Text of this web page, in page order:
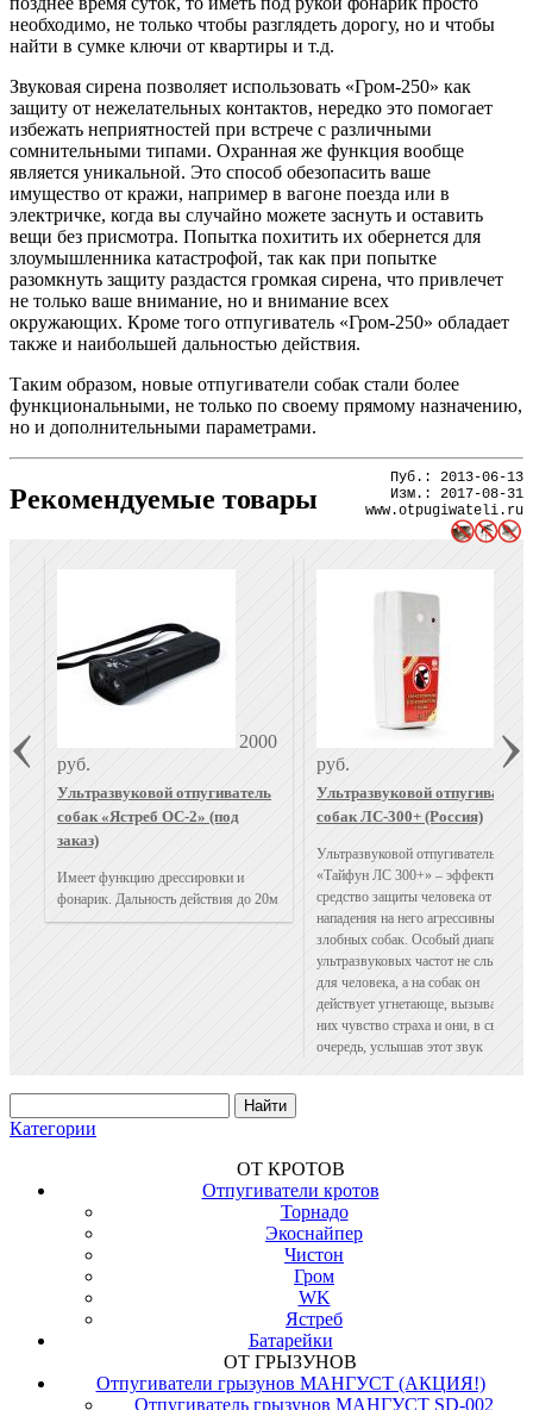
необходимо, не только чтобы разглядеть дорогу, но и чтобы
найти в сумке ключи от квартиры и т.д.
Звуковая сирена позволяет использовать «Гром-250» как
защиту от нежелательных контактов, нередко это помогает
избежать неприятностей при встрече с различными
сомнительными типами. Охранная же функция вообще
является уникальной. Это способ обезопасить ваше
имущество от кражи, например в вагоне поезда или в
электричке, когда вы случайно можете заснуть и оставить
вещи без присмотра. Попытка похитить их обернется для
злоумышленника катастрофой, так как при попытке
разомкнуть защиту раздастся громкая сирена, что привлечет
не только ваше внимание, но и внимание всех
окружающих. Кроме того отпугиватель «Гром-250» обладает
также и наибольшей дальностью действия.
Таким образом, новые отпугиватели собак стали более
функциональными, не только по своему прямому назначению,
но и дополнительными параметрами.
Пуб.: 2013-06-13
Изм.: 2017-08-31
www.otpugiwateli.ru
Рекомендуемые товары
2000
руб.
Ультразвуковой отпугиватель
собак «Ястреб ОС-2» (под
заказ)
Имеет функцию дрессировки и
фонарик. Дальность действия до 20м
руб.
Ультразвуковой отпугиватель
собак ЛС-300+ (Россия)
Ультразвуковой отпугиватель собак
«Тайфун ЛС 300+» – эффективное
средство защиты человека от
нападения на него агрессивных,
злобных собак. Особый диапазон
ультразвуковых частот не слышен
для человека, а на собак он
действует угнетающе, вызывает у
них чувство страха и они, в свою
очередь, услышав этот звук
Категории
ОТ КРОТОВ
Отпугиватели кротов
Торнадо
Экоснайпер
Чистон
Гром
WK
Ястреб
Батарейки
ОТ ГРЫЗУНОВ
Отпугиватели грызунов МАНГУСТ (АКЦИЯ!)
Отпугиватель грызунов МАНГУСТ SD-002